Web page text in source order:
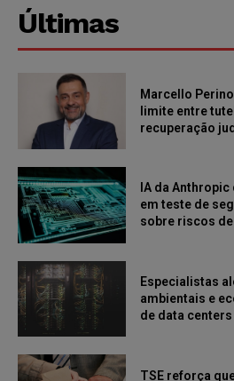
Últimas
Marcello
limite entre
recuperação
IA da
em teste de
sobre riscos
Especialistas
ambientais e
de data centers
TSE reforça